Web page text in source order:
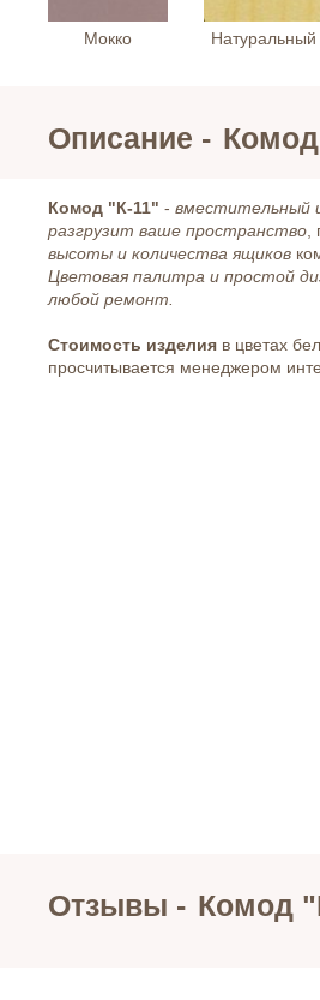
Мокко Натуральный
Описание -
Комод "К-11" - вместительный
разгрузит ваше пространство
высоты и количества ящиков
Цветовая палитра и простой
любой ремонт.
Стоимость изделия в цветах
просчитывается менеджером
Отзывы - Комод